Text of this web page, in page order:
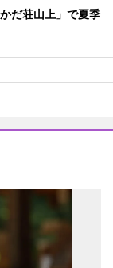
だ荘山上」で夏季